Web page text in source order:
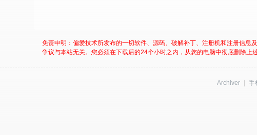
免责申明：偏爱技术所发布的一切软件、源码、破解补丁、注册机和注册信
争议与本站无关。您必须在下载后的24个小时之内，从您的电脑中彻底删除上
Archiver 手